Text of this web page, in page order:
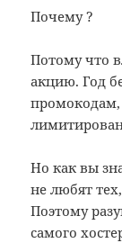
Почему ?
Потому что
акцию. Год
Но как вы
не любят
Поэтому
самого